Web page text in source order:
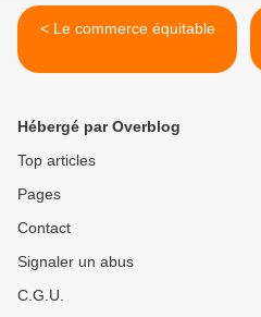
< Le commerce équitable
Hébergé par Overblog
Top articles
Pages
Contact
Signaler un abus
C.G.U.